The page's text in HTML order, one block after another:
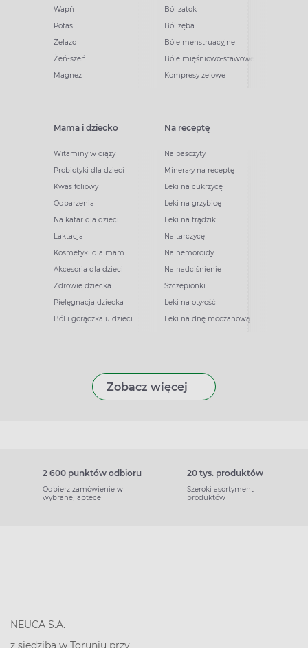
Wapń
Potas
Żelazo
Żeń-szeń
Magnez
Ból zatok
Ból zęba
Bóle menstruacyjne
Bóle mięśniowo-stawowe
Kompresy żelowe
Mama i dziecko
Witaminy w ciąży
Probiotyki dla dzieci
Kwas foliowy
Odparzenia
Na katar dla dzieci
Laktacja
Kosmetyki dla mam
Akcesoria dla dzieci
Zdrowie dziecka
Pielęgnacja dziecka
Ból i gorączka u dzieci
Na receptę
Na pasożyty
Minerały na receptę
Leki na cukrzycę
Leki na grzybicę
Leki na trądzik
Na tarczycę
Na hemoroidy
Na nadciśnienie
Szczepionki
Leki na otyłość
Leki na dnę moczanową
Zobacz więcej
2 600 punktów odbioru
Odbierz zamówienie w
wybranej aptece
20 tys. produktów
Szeroki asortyment
produktów
NEUCA S.A.
z siedzibą w Toruniu przy